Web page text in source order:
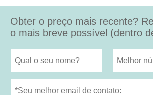
Obter o preço mais recente?
o mais breve possível (dentro